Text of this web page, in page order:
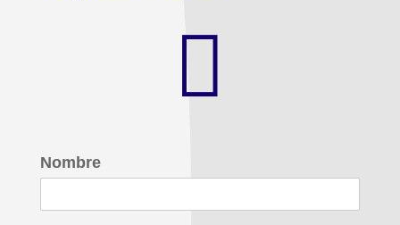

Nombre